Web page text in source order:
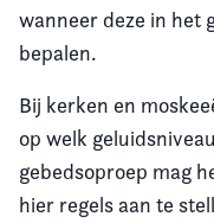
wanneer deze in het
bepalen.
Bij kerken en
op welk
gebedsoproep mag
hier regels aan te